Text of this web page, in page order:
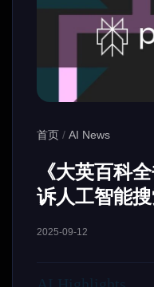
首页 / AI News
《大英百科
诉人工智能搜
2025-09-12